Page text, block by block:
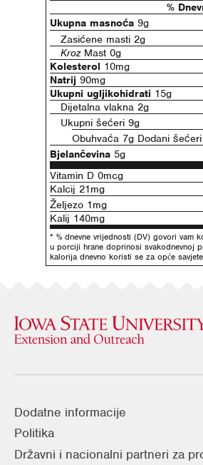
%
Ukupna masnoća 9g
Zasićene masti 2g
KrozMast 0g
Kolesterol 10mg
Natrij 90mg
Ukupni ugljikohidrati 15g
Dijetalna vlakna 2g
Ukupni šećeri 9g
Obuhvaća 7g Dodani šećeri
Bjelančevina 5g
Vitamin D 0mcg
Kalcij 21mg
Željezo 1mg
Kalij 140mg
* % dnevne vrijednosti (DV) govori vam
u porciji hrane doprinosi svakodnevnoj
kalorija dnevno koristi se za opće
Dodatne informacije
Politika
Državni i nacionalni partneri za